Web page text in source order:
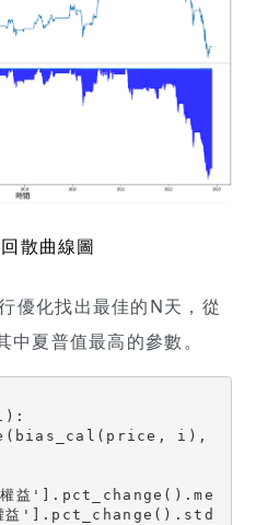
散曲線圖
優化找出最佳的N天，從
夏普值最高的參數。
'].pct_change().std